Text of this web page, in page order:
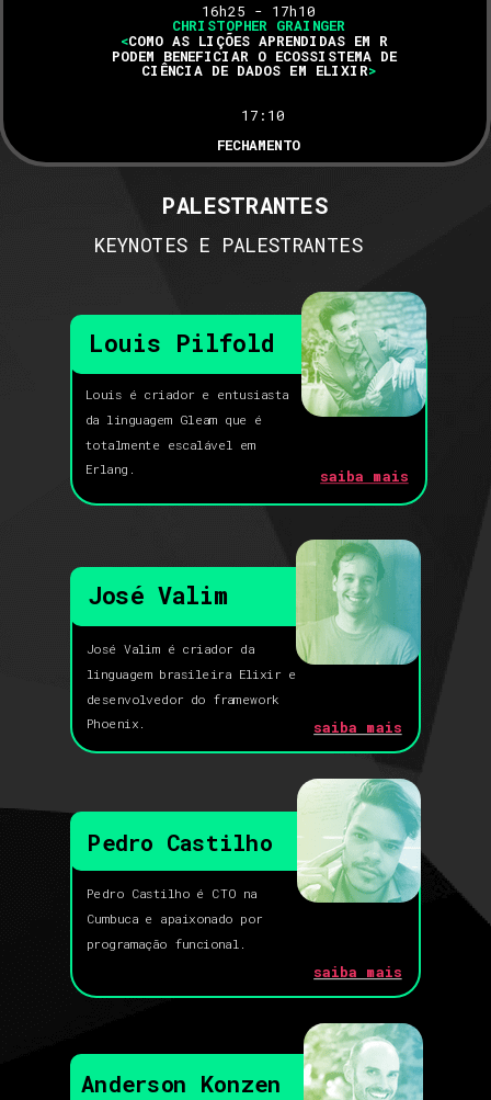
16h25 - 17h10
CHRISTOPHER GRAINGER
<COMO AS LIÇÕES APRENDIDAS EM R
PODEM BENEFICIAR O ECOSSISTEMA DE
CIÊNCIA DE DADOS EM ELIXIR>
17:10
FECHAMENTO
Louis Pilfold
saiba mais
Louis é criador e entusiasta
da linguagem Gleam que é
totalmente escalável em
Erlang.
José Valim
saiba mais
José Valim é criador da
linguagem brasileira Elixir e
desenvolvedor do framework
Phoenix.
KEYNOTES E PALESTRANTES
PALESTRANTES
Pedro Castilho
saiba mais
Pedro Castilho é CTO na
Cumbuca e apaixonado por
programação funcional.
Anderson Konzen